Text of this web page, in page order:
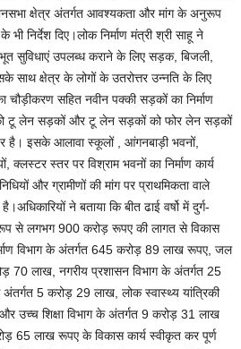
क्षेत्र अंतर्गत आवश्यकता और मांग के अनुरूप
भी निर्देश दिए।लोक निर्माण मंत्री श्री साहू ने
सुविधाएं उपलब्ध कराने के लिए सड़क, बिजली,
साथ क्षेत्र के लोगों के उतरोत्तर उन्नति के लिए
चौड़ीकरण सहित नवीन पक्की सड़कों का निर्माण
टू लेन सड़कों और टू लेन सड़कों को फोर लेन सड़कों
है। इसके आलावा स्कूलों , आंगनबाड़ी भवनों,
क्लस्टर स्तर पर विश्राम भवनों का निर्माण कार्य
और ग्रामीणों की मांग पर प्राथमिकता वाले
ने बताया कि बीत ढाई वर्षो में दुर्ग-
रूप से लगभग 900 करोड़ रूपए की लागत से विकास
विभाग के अंतर्गत 645 करोड़ 89 लाख रूपए, जल
70 लाख, नगरीय प्रशासन विभाग के अंतर्गत 25
5 करोड़ 29 लाख, लोक स्वास्थ्य यांत्रिकी
उच्च शिक्षा विभाग के अंतर्गत 9 करोड़ 31 लाख
65 लाख रूपए के विकास कार्य स्वीकृत कर पूर्ण